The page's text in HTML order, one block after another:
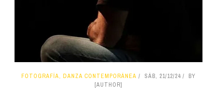
FOTOGRAFÍA, DANZA CONTEMPORÁNEA SÁB, 21/12/24
BY
[AUTHOR]